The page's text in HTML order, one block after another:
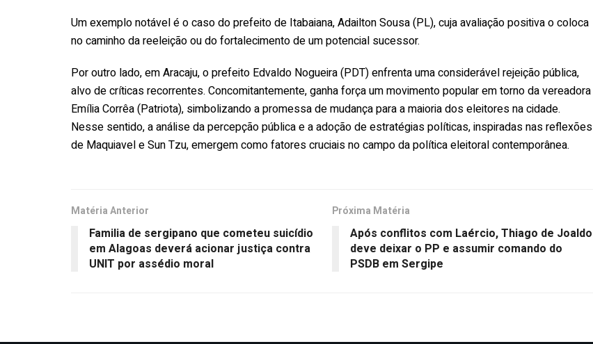
Um exemplo notável é o caso do prefeito de Itabaiana, Adailton Sousa (PL), cuja avaliação positiva o coloca
no caminho da reeleição ou do fortalecimento de um potencial sucessor.
Por outro lado, em Aracaju, o prefeito Edvaldo Nogueira (PDT) enfrenta uma considerável rejeição pública,
alvo de críticas recorrentes. Concomitantemente, ganha força um movimento popular em torno da vereadora
Emília Corrêa (Patriota), simbolizando a promessa de mudança para a maioria dos eleitores na cidade.
Nesse sentido, a análise da percepção pública e a adoção de estratégias políticas, inspiradas nas reflexões
de Maquiavel e Sun Tzu, emergem como fatores cruciais no campo da política eleitoral contemporânea.
Matéria Anterior
Familia de sergipano que cometeu suicídio
em Alagoas deverá acionar justiça contra
UNIT por assédio moral
Próxima Matéria
Após conflitos com Laércio, Thiago de Joaldo
deve deixar o PP e assumir comando do
PSDB em Sergipe